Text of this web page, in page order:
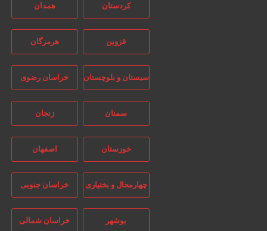
کردستان همدان
قزوین هرمزگان
سیستان و بلوچستان خراسان رضوی
سمنان زنجان
خوزستان اصفهان
چهارمحال و بختیاری خراسان جنوبی
بوشهر خراسان شمالی